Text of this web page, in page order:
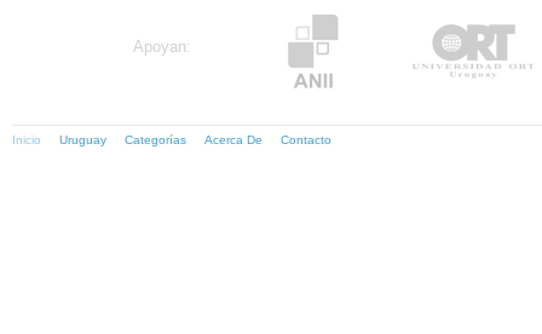
Apoyan:
Inicio Uruguay Categorías Acerca De Contacto